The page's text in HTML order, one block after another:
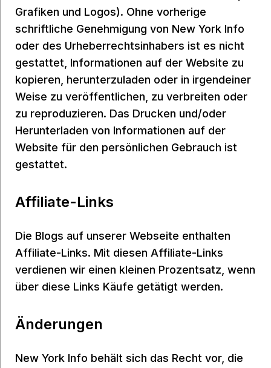
Grafiken und Logos). Ohne vorherige
schriftliche Genehmigung von New York Info
oder des Urheberrechtsinhabers ist es nicht
gestattet, Informationen auf der Website zu
kopieren, herunterzuladen oder in irgendeiner
Weise zu veröffentlichen, zu verbreiten oder
zu reproduzieren. Das Drucken und/oder
Herunterladen von Informationen auf der
Website für den persönlichen Gebrauch ist
gestattet.
Affiliate-Links
Die Blogs auf unserer Webseite enthalten
Affiliate-Links. Mit diesen Affiliate-Links
verdienen wir einen kleinen Prozentsatz, wenn
über diese Links Käufe getätigt werden.
Änderungen
New York Info behält sich das Recht vor, die